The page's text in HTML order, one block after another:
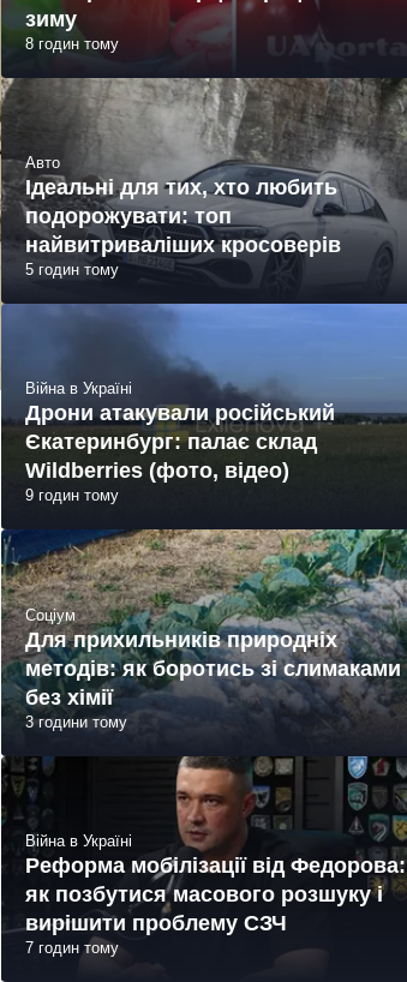
зиму
8 годин тому
Авто
Ідеальні для тих, хто любить
подорожувати: топ
найвитриваліших кросоверів
5 годин тому
Війна в Україні
Дрони атакували російський
Єкатеринбург: палає склад
Wildberries (фото, відео)
9 годин тому
Соціум
Для прихильників природніх
методів: як боротись зі слимаками
без хімії
3 години тому
Війна в Україні
Реформа мобілізації від Федорова:
як позбутися масового розшуку і
вирішити проблему СЗЧ
7 годин тому